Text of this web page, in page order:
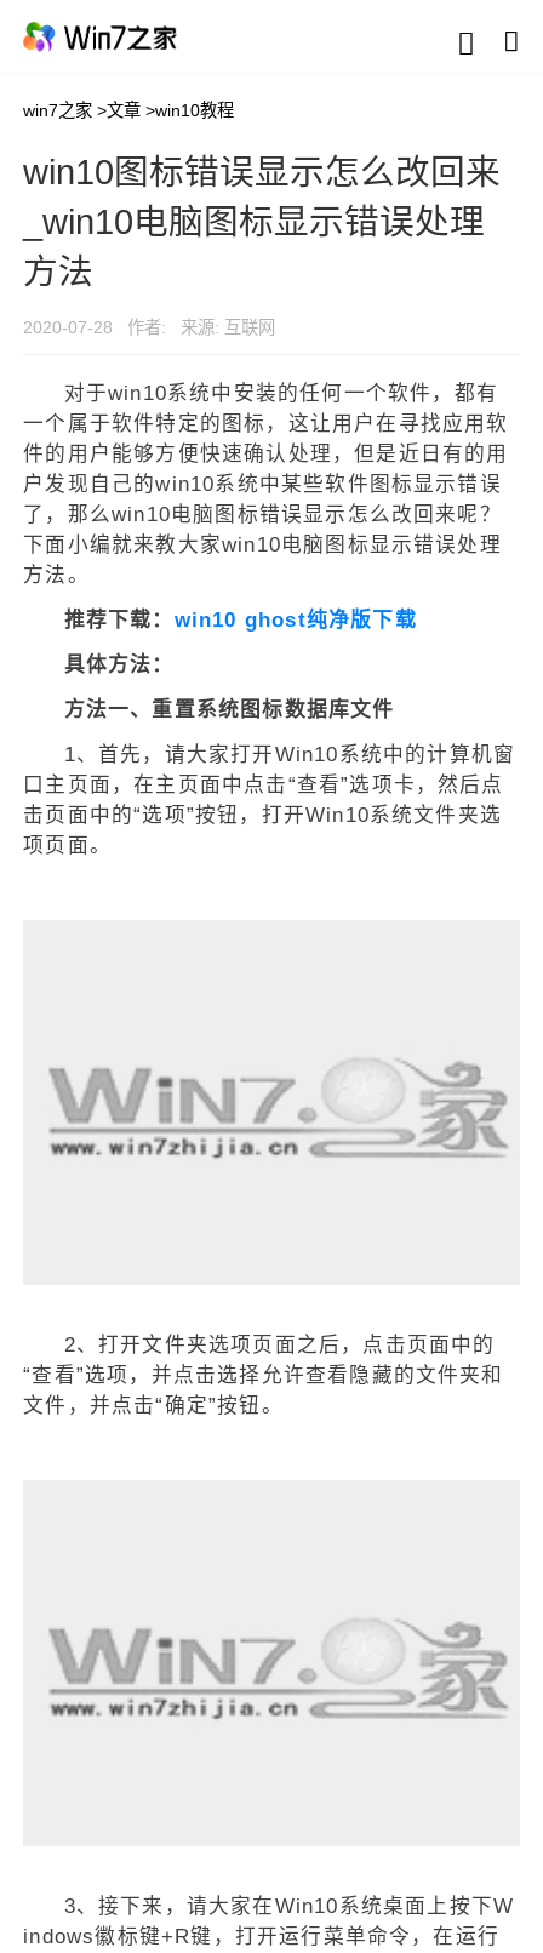
win7之家 >文章 >win10教程
win10图标错误显示怎么改回来
_win10电脑图标显示错误处理
方法
2020-07-28 作者: 来源: 互联网
对于win10系统中安装的任何一个软件，都有
一个属于软件特定的图标，这让用户在寻找应用软
件的用户能够方便快速确认处理，但是近日有的用
户发现自己的win10系统中某些软件图标显示错误
了，那么win10电脑图标错误显示怎么改回来呢？
下面小编就来教大家win10电脑图标显示错误处理
方法。
推荐下载： win10 ghost纯净版下载
具体方法：
方法一、重置系统图标数据库文件
1、首先，请大家打开Win10系统中的计算机窗
口主页面，在主页面中点击“查看”选项卡，然后点
击页面中的“选项”按钮，打开Win10系统文件夹选
项页面。
2、打开文件夹选项页面之后，点击页面中的
“查看”选项，并点击选择允许查看隐藏的文件夹和
文件，并点击“确定”按钮。
3、接下来，请大家在Win10系统桌面上按下W
indows徽标键+R键，打开运行菜单命令，在运行